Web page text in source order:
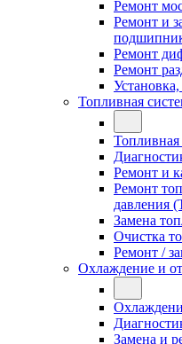
Ремонт
Ремонт и
Ремонт
Ремонт
Топливная
Топливная
Ремонт и
Ремонт
давления
Замена
Очистка
Ремонт /
Охлаждение и
Замена и